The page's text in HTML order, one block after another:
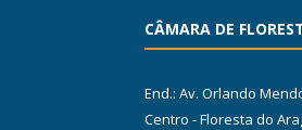
CÂMARA DE
End.: Av. Orlando
Centro - Floresta do